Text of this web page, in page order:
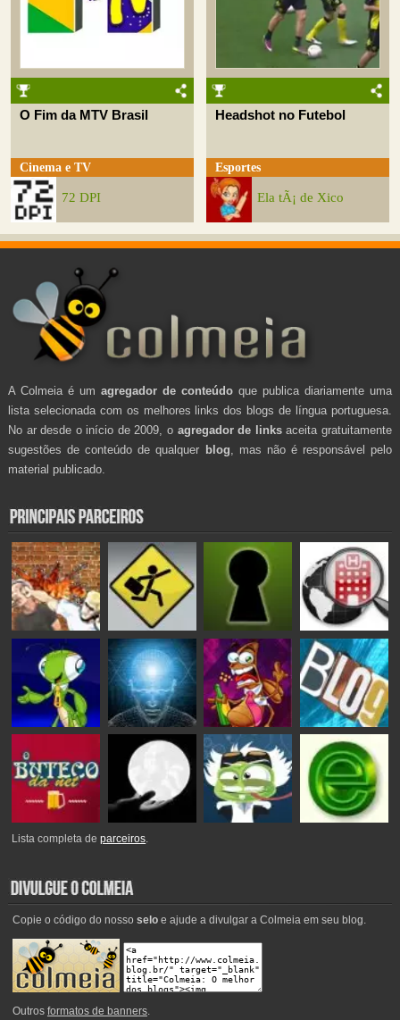
O Fim da MTV Brasil
Cinema e TV
72 DPI
Headshot no Futebol
Esportes
Ela tÃ¡ de Xico
A Colmeia é um agregador de conteúdo que publica diariamente uma
lista selecionada com os melhores links dos blogs de língua portuguesa.
No ar desde o início de 2009, o agregador de linksaceita gratuitamente
sugestões de conteúdo de qualquer blog , mas não é responsável pelo
material publicado.
Lista completa deparceiros.
Copie o código do nosso seloe ajude a divulgar a Colmeia em seu blog.
Outros formatos de banners.